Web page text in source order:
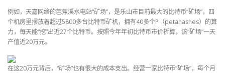
例如，天嘉网络的芭蕉溪水电站“矿场”，是乐山市目前最大的比特币“矿场”，四
个机房里摆放着超过5800多台比特币矿机，拥有40多个P（petahashes）的算
力，每天能“挖”出近27个比特币。按照今年年初比特币市价折算，该“矿场”一天
产值近20万元。
在这20万元背后，“矿场”也有很大的成本支出。经营一家比特币“矿场”，每个月